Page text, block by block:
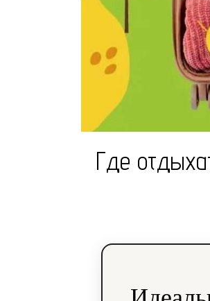
Где